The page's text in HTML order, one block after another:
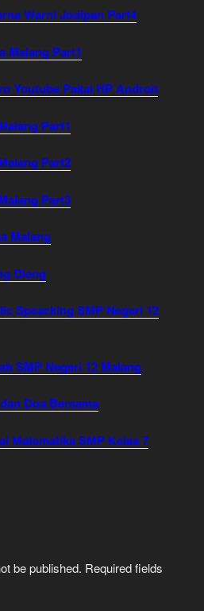
Warni Jodipan Part4
Malang Part1
Youtube Pakai HP Androit
Part1
Part2
Part3
Malang
Dieng
Speacking SMP Negeri 12
SMP Negeri 12 Malang
Doa Bersama
Matematika SMP Kelas 7
be published. Required fields